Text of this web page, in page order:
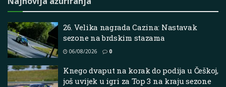
26. Velika nagrada Cazina: Nastavak
sezone na brdskim stazama
06/08/2026 0
Knego dvaput na korak do podija u Češkoj,
još uvijek u igri za Top 3 na kraju sezone